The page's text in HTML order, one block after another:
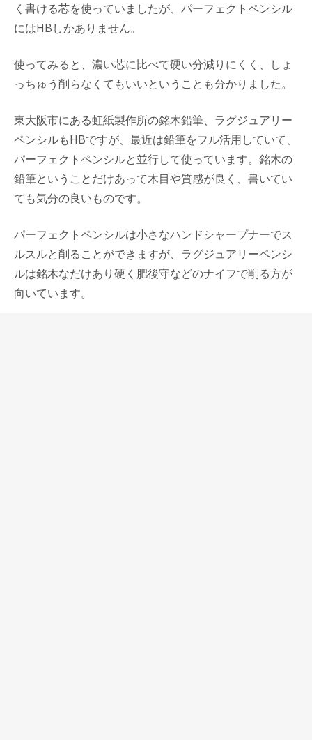
く書ける芯を使っていましたが、パーフェクトペンシル
にはHBしかありません。
使ってみると、濃い芯に比べて硬い分減りにくく、しょ
っちゅう削らなくてもいいということも分かりました。
東大阪市にある虹紙製作所の銘木鉛筆、ラグジュアリー
ペンシルもHBですが、最近は鉛筆をフル活用していて、
パーフェクトペンシルと並行して使っています。銘木の
鉛筆ということだけあって木目や質感が良く、書いてい
ても気分の良いものです。
パーフェクトペンシルは小さなハンドシャープナーでス
ルスルと削ることができますが、ラグジュアリーペンシ
ルは銘木なだけあり硬く肥後守などのナイフで削る方が
向いています。